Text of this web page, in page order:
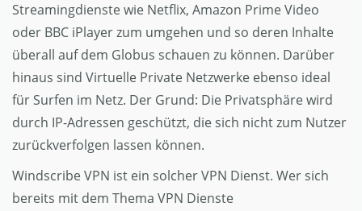
Streamingdienste wie Netflix, Amazon Prime Video
oder BBC iPlayer zum umgehen und so deren Inhalte
überall auf dem Globus schauen zu können. Darüber
hinaus sind Virtuelle Private Netzwerke ebenso ideal
für Surfen im Netz. Der Grund: Die Privatsphäre wird
durch IP-Adressen geschützt, die sich nicht zum Nutzer
zurückverfolgen lassen können.
Windscribe VPN ist ein solcher VPN Dienst. Wer sich
bereits mit dem Thema VPN Dienste